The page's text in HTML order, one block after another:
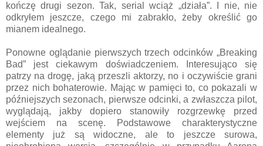
kończę drugi sezon. Tak, serial wciąż „działa”. I nie, nie
odkryłem jeszcze, czego mi zabrakło, żeby określić go
mianem idealnego.
Ponowne oglądanie pierwszych trzech odcinków „Breaking
Bad” jest ciekawym doświadczeniem. Interesująco się
patrzy na drogę, jaką przeszli aktorzy, no i oczywiście grani
przez nich bohaterowie. Mając w pamięci to, co pokazali w
późniejszych sezonach, pierwsze odcinki, a zwłaszcza pilot,
wyglądają, jakby dopiero stanowiły rozgrzewkę przed
wejściem na scenę. Podstawowe charakterystyczne
elementy już są widoczne, ale to jeszcze surowa,